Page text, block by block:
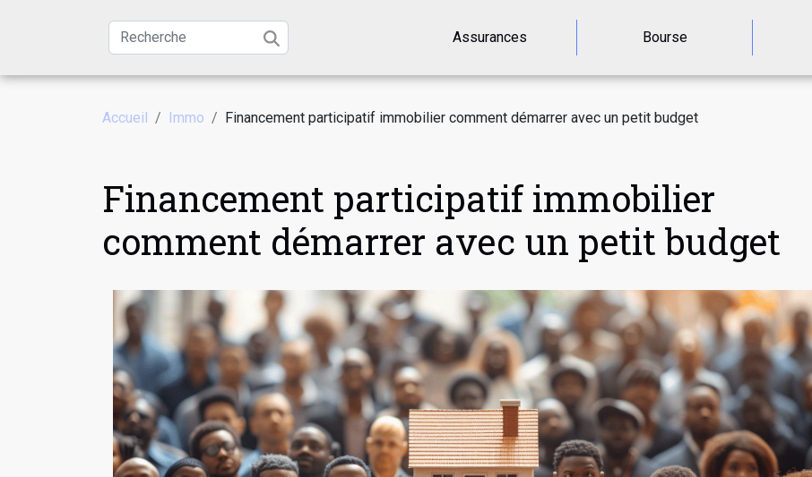
Assurances Bourse
Accueil Immo Financement participatif immobilier comment démarrer avec un petit budget
Financement participatif immobilier
comment démarrer avec un petit budget